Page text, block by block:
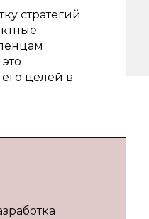
стратегий
целей в